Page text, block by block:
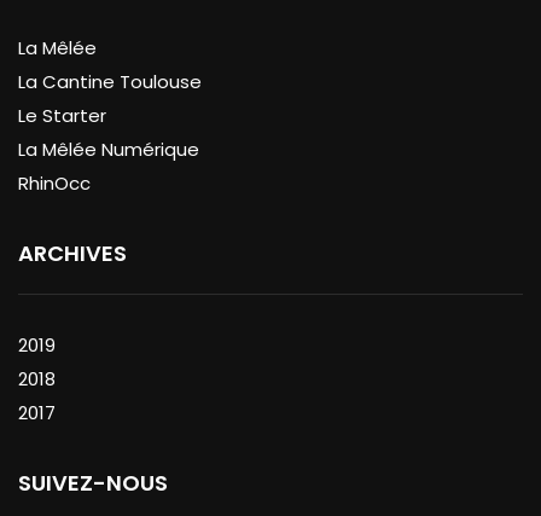
La Mêlée
La Cantine Toulouse
Le Starter
La Mêlée Numérique
RhinOcc
ARCHIVES
2019
2018
2017
SUIVEZ-NOUS